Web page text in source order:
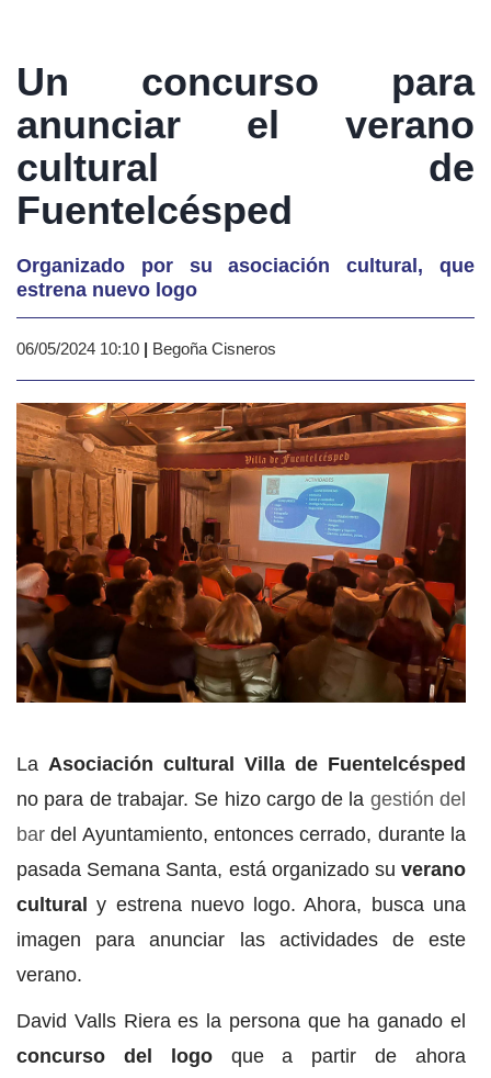
Un concurso para
anunciar el verano
cultural de
Fuentelcésped
Organizado por su asociación cultural, que
estrena nuevo logo
06/05/2024 10:10 | Begoña Cisneros
La Asociación cultural Villa de Fuentelcésped
no para de trabajar. Se hizo cargo de la gestión del
bar del Ayuntamiento, entonces cerrado, durante la
pasada Semana Santa, está organizado su verano
cultural
y estrena nuevo logo. Ahora, busca una
imagen para anunciar las actividades de este
verano.
David Valls Riera es la persona que ha ganado el
concurso del logo que a partir de ahora